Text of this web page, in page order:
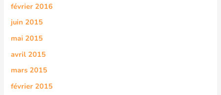
février 2016
juin 2015
mai 2015
avril 2015
mars 2015
février 2015